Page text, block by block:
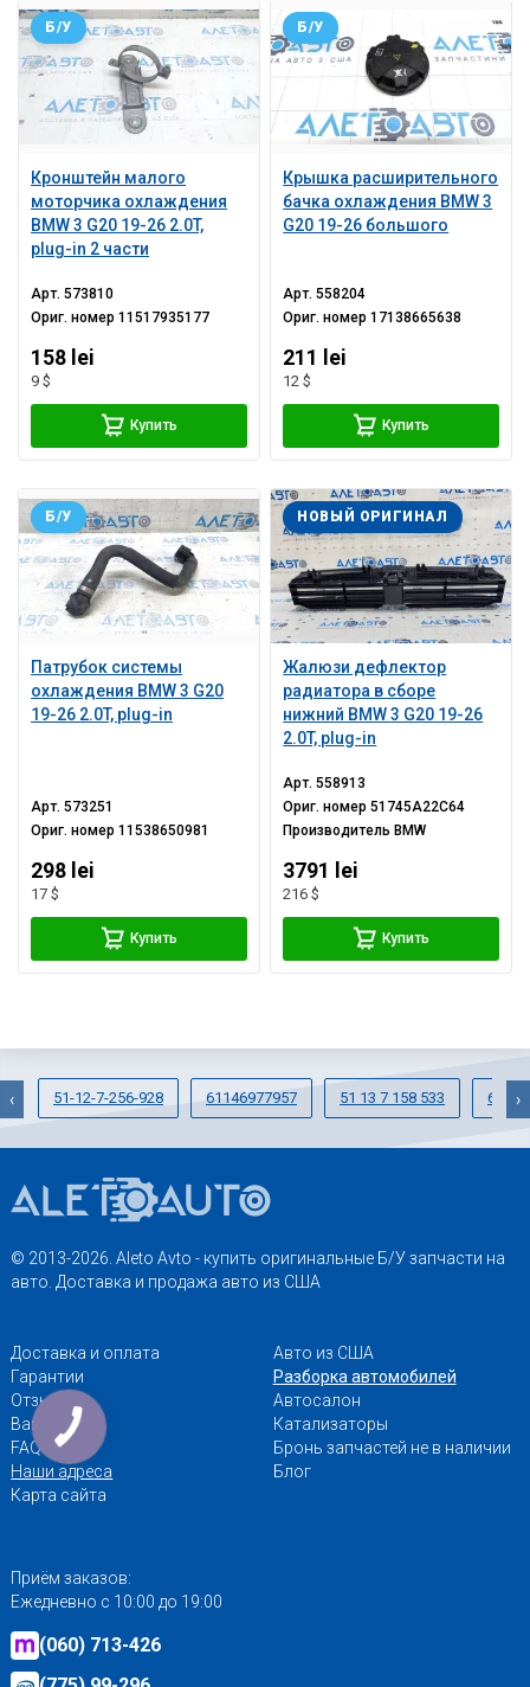
Кронштейн малого
моторчика охлаждения
BMW 3 G20 19-26 2.0T,
plug-in 2 части
Б/У
Арт.573810
Ориг. номер11517935177
158 lei
9 $
Купить
Крышка расширительного
бачка охлаждения BMW 3
G20 19-26 большого
Б/У
Арт.558204
Ориг. номер17138665638
211 lei
12 $
Купить
Патрубок системы
охлаждения BMW 3 G20
19-26 2.0T, plug-in
Б/У
Арт.573251
Ориг. номер11538650981
298 lei
17 $
Купить
Жалюзи дефлектор
радиатора в сборе
нижний BMW 3 G20 19-26
2.0T, plug-in
НОВЫЙ ОРИГИНАЛ
Арт.558913
Ориг. номер51745A22C64
Производитель BMW
3791 lei
216 $
Купить
51-12-7-256-928 61146977957 51 13 7 158 533 66-
‹ ›
© 2013-2026. Aleto Avto - купить оригинальные Б/У запчасти на
авто. Доставка и продажа авто из США
Доставка и оплата
Гарантии
Отзывы
Вакансии
FAQ
Наши адреса
Карта сайта
Авто из США
Разборка автомобилей
Автосалон
Катализаторы
Бронь запчастей не в наличии
Блог
Приём заказов:
Ежедневно с 10:00 до 19:00
(060) 713-426